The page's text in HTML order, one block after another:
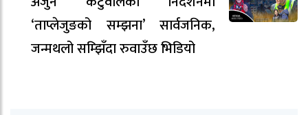
‘ताप्लेजुङको सम्झना’ सार्वजनिक,
जन्मथलो सम्झिँदा रुवाउँछ भिडियो